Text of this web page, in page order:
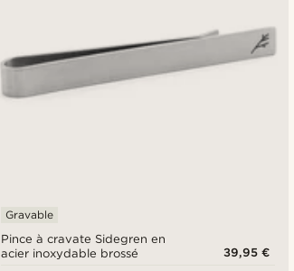
Pince à cravate Sidegren en
acier inoxydable brossé
Gravable
39,95 €